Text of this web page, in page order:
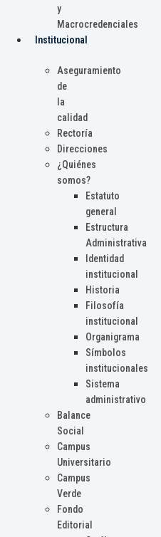
y
Macrocredenciales
Institucional
Aseguramiento
de
la
calidad
Rectoría
Direcciones
¿Quiénes
somos?
Estatuto
general
Estructura
Administrativa
Identidad
institucional
Historia
Filosofía
institucional
Organigrama
Símbolos
institucionales
Sistema
administrativo
Balance
Social
Campus
Universitario
Campus
Verde
Fondo
Editorial